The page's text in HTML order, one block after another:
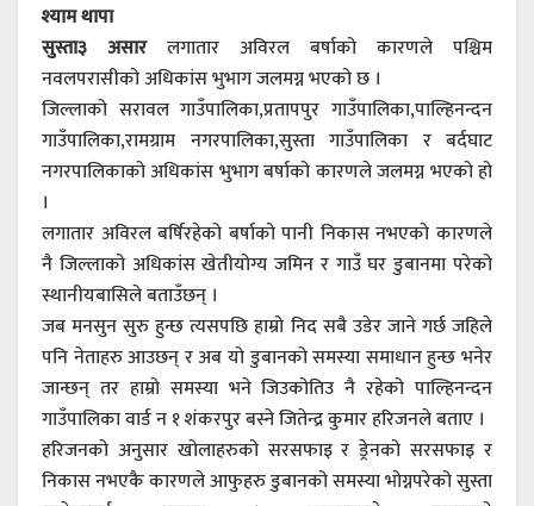
श्याम थापा
सुस्ता३ असार लगातार अविरल बर्षाको कारणले पश्चिम
नवलपरासीको अधिकांस भुभाग जलमग्न भएको छ ।
जिल्लाको सरावल गाउँपालिका,प्रतापपुर गाउँपालिका,पाल्हिनन्दन
गाउँपालिका,रामग्राम नगरपालिका,सुस्ता गाउँपालिका र बर्दघाट
नगरपालिकाको अधिकांस भुभाग बर्षाको कारणले जलमग्न भएको हो
।
लगातार अविरल बर्षिरहेको बर्षाको पानी निकास नभएको कारणले
नै जिल्लाको अधिकांस खेतीयोग्य जमिन र गाउँ घर डुबानमा परेको
स्थानीयबासिले बताउँछन् ।
जब मनसुन सुरु हुन्छ त्यसपछि हाम्रो निद सबै उडेर जाने गर्छ जहिले
पनि नेताहरु आउछन् र अब यो डुबानको समस्या समाधान हुन्छ भनेर
जान्छन् तर हाम्रो समस्या भने जिउकोतिउ नै रहेको पाल्हिनन्दन
गाउँपालिका वार्ड न १ शंकरपुर बस्ने जितेन्द्र कुमार हरिजनले बताए ।
हरिजनको अनुसार खोलाहरुको सरसफाइ र ड्रेनको सरसफाइ र
निकास नभएकै कारणले आफुहरु डुबानको समस्या भोग्नपरेको सुस्ता